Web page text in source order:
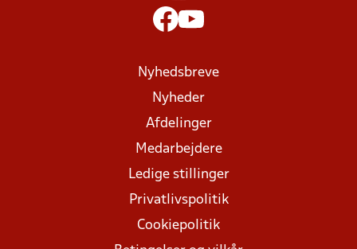
Nyhedsbreve
Nyheder
Afdelinger
Medarbejdere
Ledige stillinger
Privatlivspolitik
Cookiepolitik